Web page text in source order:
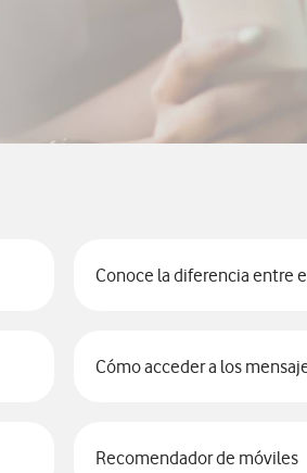
Conoce la diferencia entre
Cómo acceder a los
Recomendador de móviles